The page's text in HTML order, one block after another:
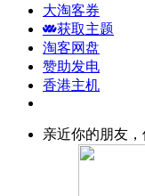
大淘客券
获取主题
淘客网盘
赞助发电
香港主机
亲近你的朋友，